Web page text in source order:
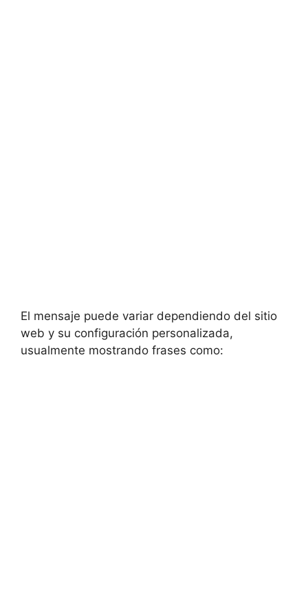
El mensaje puede variar dependiendo del sitio
web y su configuración personalizada,
usualmente mostrando frases como: